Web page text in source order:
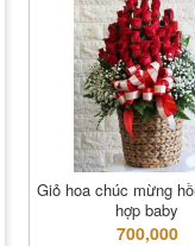
Giỏ hoa chúc mừng
hợp baby
700,000